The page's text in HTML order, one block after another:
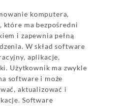
komputera,
które ma bezpośredni
i zapewnia pełną
W skład software
aplikacje,
Użytkownik ma zwykle
software i może
aktualizować i
Software